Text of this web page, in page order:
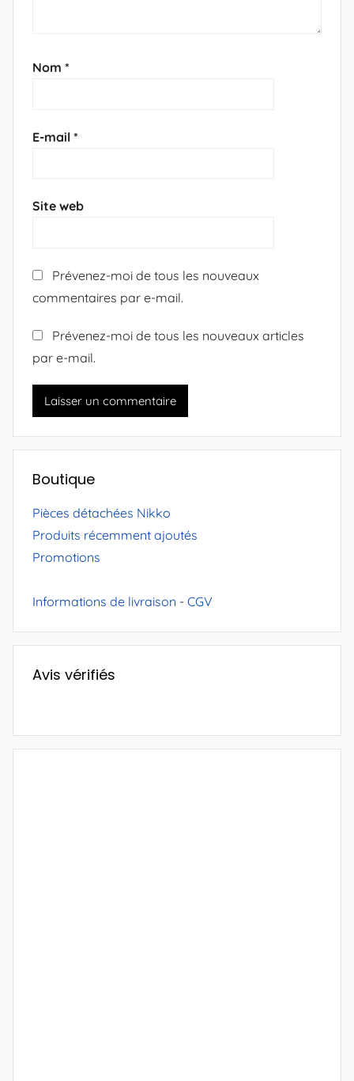
Nom *
E-mail *
Site web
Prévenez-moi de tous les nouveaux
commentaires par e-mail.
Prévenez-moi de tous les nouveaux articles
par e-mail.
Boutique
Pièces détachées Nikko
Produits récemment ajoutés
Promotions
Informations de livraison - CGV
Avis vérifiés